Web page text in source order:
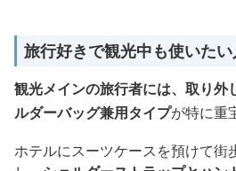
旅行好きで観光中も使いた
観光メインの旅行者には、取り外
ルダーバッグ兼用タイプが特に重
ホテルにスーツケースを預けて街